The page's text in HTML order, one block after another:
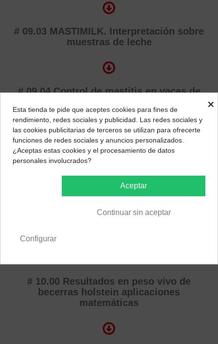
# 09.03 MASTIMILK. Interpretación sobre
muestras de leche
# 09.04 Control de mastitis en vacas de
# 09.05 Estudio de rentabilidad.
Tratamiento de vacas positivas a
# 10.00 Resultados en peso vivo de
becerras holstein aplicaciones
matemáticas
×
Esta tienda te pide que aceptes cookies para fines de
rendimiento, redes sociales y publicidad. Las redes sociales y
las cookies publicitarias de terceros se utilizan para ofrecerte
funciones de redes sociales y anuncios personalizados.
¿Aceptas estas cookies y el procesamiento de datos
personales involucrados?
Aceptar
Continuar sin aceptar
Configurar